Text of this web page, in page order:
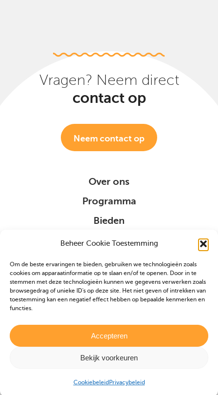
Beheer Cookie Toestemming
Om de beste ervaringen te bieden, gebruiken we technologieën zoals
cookies om apparaatinformatie op te slaan en/of te openen. Door in te
stemmen met deze technologieën kunnen we gegevens verwerken zoals
browsegedrag of unieke ID's op deze site. Het niet geven of intrekken van
toestemming kan een negatief effect hebben op bepaalde kenmerken en
functies.
Accepteren
Bekijk voorkeuren
Cookiebeleid Privacybeleid
Vragen? Neem direct
contact op
Neem contact op
Over ons
Programma
Bieden
Organisatie
Sponsoring
VIP
Veulen aanmelden